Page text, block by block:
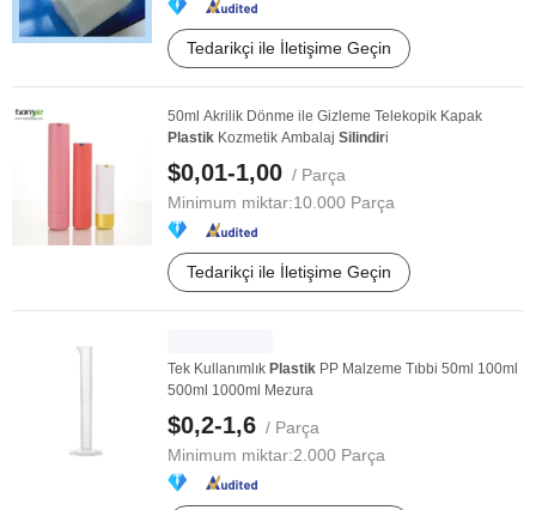
Tedarikçi ile İletişime Geçin
50ml Akrilik Dönme ile Gizleme Telekopik Kapak
Plastik Kozmetik Ambalaj Silindiri
$0,01-1,00 / Parça
Minimum miktar:10.000 Parça
Tedarikçi ile İletişime Geçin
Tek Kullanımlık Plastik PP Malzeme Tıbbi 50ml 100ml
500ml 1000ml Mezura
$0,2-1,6 / Parça
Minimum miktar:2.000 Parça